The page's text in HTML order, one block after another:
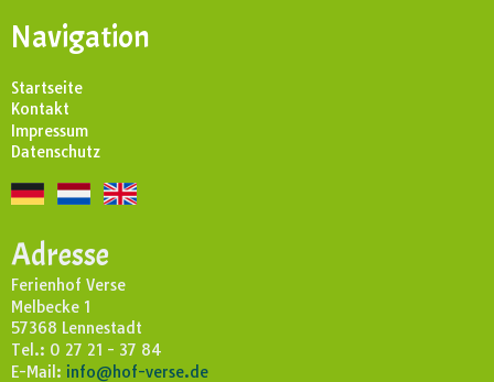
Navigation
Startseite
Kontakt
Impressum
Datenschutz
Adresse
Ferienhof Verse
Melbecke 1
57368 Lennestadt
Tel.: 0 27 21 - 37 84
E-Mail: info@hof-verse.de